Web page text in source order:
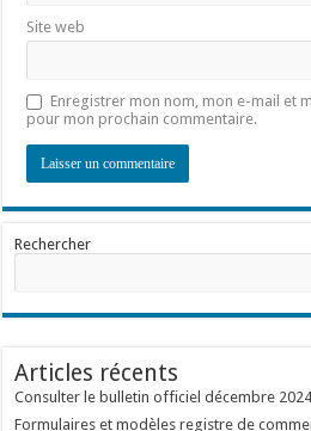
Site web
Enregistrer mon nom, mon e-mail et
pour mon prochain commentaire.
Rechercher
Articles récents
Consulter le bulletin officiel décembre
Formulaires et modèles registre de